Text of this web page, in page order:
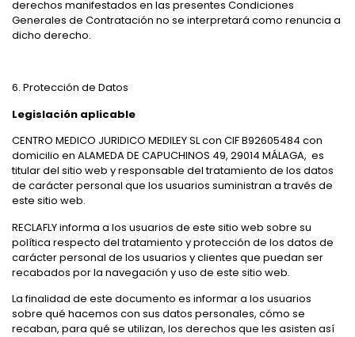
derechos manifestados en las presentes Condiciones
Generales de Contratación no se interpretará como renuncia a
dicho derecho.
6. Protección de Datos
Legislación aplicable
CENTRO MEDICO JURIDICO MEDILEY SL con CIF B92605484 con
domicilio en ALAMEDA DE CAPUCHINOS 49, 29014 MÁLAGA, es
titular del sitio web y responsable del tratamiento de los datos
de carácter personal que los usuarios suministran a través de
este sitio web.
RECLAFLY informa a los usuarios de este sitio web sobre su
política respecto del tratamiento y protección de los datos de
carácter personal de los usuarios y clientes que puedan ser
recabados por la navegación y uso de este sitio web.
La finalidad de este documento es informar a los usuarios
sobre qué hacemos con sus datos personales, cómo se
recaban, para qué se utilizan, los derechos que les asisten así